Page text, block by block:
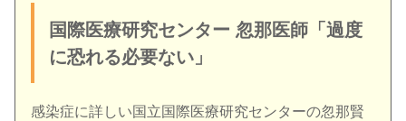
国際医療研究センター 忽那医師「過度
に恐れる必要ない」
感染症に詳しい国立国際医療研究センターの忽那賢